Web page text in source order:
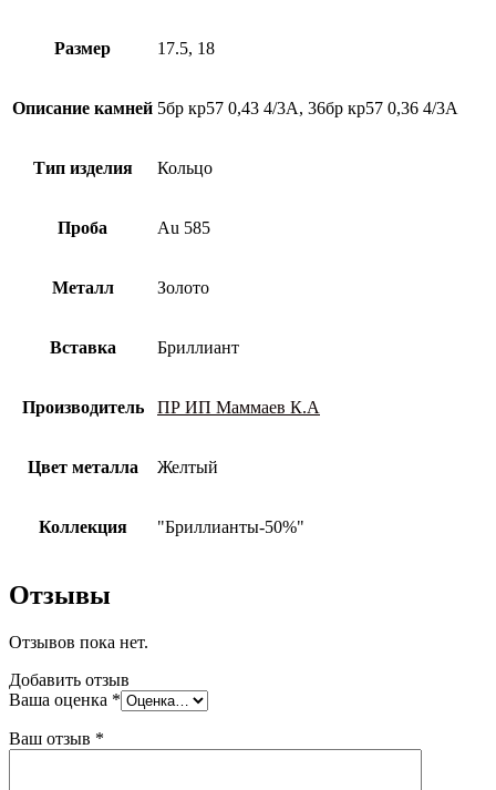
Размер 17.5, 18
Описание камней 5бр кр57 0,43 4/3А, 36бр кр57 0,36 4/3А
Тип изделия Кольцо
Проба Au 585
Металл Золото
Вставка Бриллиант
Производитель ПР ИП Маммаев К.А
Цвет металла Желтый
Коллекция "Бриллианты-50%"
Отзывы
Отзывов пока нет.
Добавить отзыв
Ваша оценка *
Ваш отзыв *